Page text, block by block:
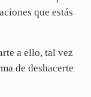
que estás
a ello, tal vez
de deshacerte